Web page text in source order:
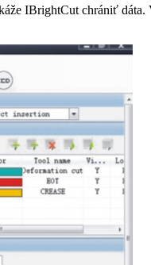
IBrightCut chrániť